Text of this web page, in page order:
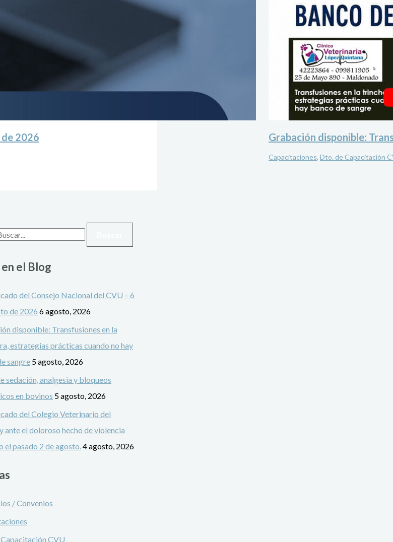
2026 Grabación disponible:
Capacitaciones, Dto. de Capacitación
el Blog
del Consejo Nacional del CVU – 6
de 2026 6 agosto, 2026
disponible: Transfusiones en la
estrategias prácticas cuando no hay
sangre 5 agosto, 2026
sedación, analgesia y bloqueos
en bovinos 5 agosto, 2026
del Colegio Veterinario del
ante el doloroso hecho de violencia
el pasado 2 de agosto.4 agosto, 2026
/ Convenios
CVU